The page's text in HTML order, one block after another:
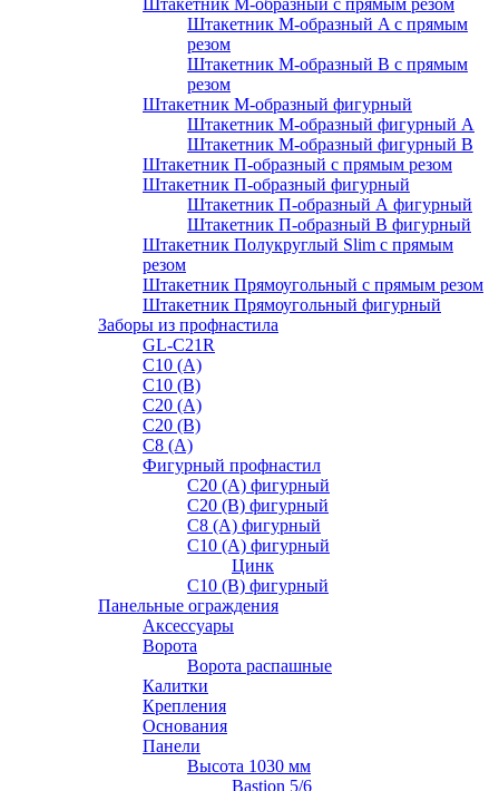
Штакетник М-образный с прямым резом
Штакетник М-образный A с прямым
резом
Штакетник М-образный B с прямым
резом
Штакетник М-образный фигурный
Штакетник М-образный фигурный A
Штакетник М-образный фигурный B
Штакетник П-образный с прямым резом
Штакетник П-образный фигурный
Штакетник П-образный А фигурный
Штакетник П-образный В фигурный
Штакетник Полукруглый Slim с прямым
резом
Штакетник Прямоугольный с прямым резом
Штакетник Прямоугольный фигурный
Заборы из профнастила
GL-С21R
С10 (A)
С10 (В)
С20 (А)
С20 (В)
С8 (A)
Фигурный профнастил
С20 (A) фигурный
С20 (В) фигурный
С8 (A) фигурный
С10 (A) фигурный
Цинк
С10 (В) фигурный
Панельные ограждения
Аксессуары
Ворота
Ворота распашные
Калитки
Крепления
Основания
Панели
Высота 1030 мм
Bastion 5/6